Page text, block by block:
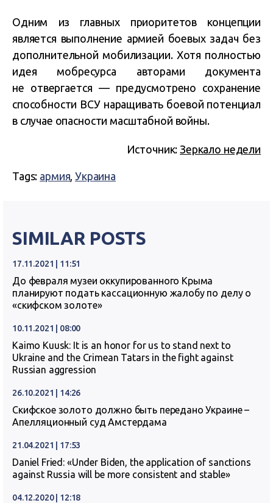
Одним из главных приоритетов концепции
является выполнение армией боевых задач без
дополнительной мобилизации. Хотя полностью
идея мобресурса авторами документа
не отвергается — предусмотрено сохранение
способности ВСУ наращивать боевой потенциал
в случае опасности масштабной войны.
Источник:Зеркало недели
Tags: армия,Украина
SIMILAR POSTS
17.11.2021 | 11:51
До февраля музеи оккупированного Крыма
планируют подать кассационную жалобу по делу о
«скифском золоте»
10.11.2021 | 08:00
Kaimo Kuusk: It is an honor for us to stand next to
Ukraine and the Crimean Tatars in the fight against
Russian aggression
26.10.2021 | 14:26
Скифское золото должно быть передано Украине –
Апелляционный суд Амстердама
21.04.2021 | 17:53
Daniel Fried: «Under Biden, the application of sanctions
against Russia will be more consistent and stable»
04.12.2020 | 12:18